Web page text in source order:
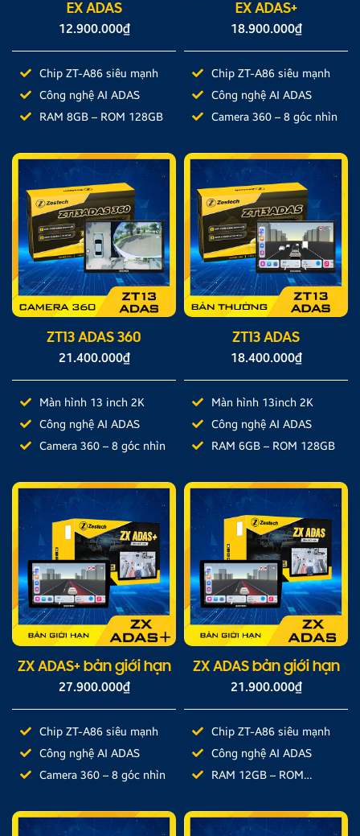
EX ADAS
12.900.000₫
Chip ZT-A86 siêu mạnh
Công nghệ AI ADAS
RAM 8GB – ROM 128GB
EX ADAS+
18.900.000₫
Chip ZT-A86 siêu mạnh
Công nghệ AI ADAS
Camera 360 – 8 góc nhìn
ZT13 ADAS 360
21.400.000₫
Màn hình 13 inch 2K
Công nghệ AI ADAS
Camera 360 – 8 góc nhìn
ZT13 ADAS
18.400.000₫
Màn hình 13inch 2K
Công nghệ AI ADAS
RAM 6GB – ROM 128GB
ZX ADAS+ bản giới hạn
27.900.000₫
Chip ZT-A86 siêu mạnh
Công nghệ AI ADAS
Camera 360 – 8 góc nhìn
ZX ADAS bản giới hạn
21.900.000₫
Chip ZT-A86 siêu mạnh
Công nghệ AI ADAS
RAM 12GB – ROM